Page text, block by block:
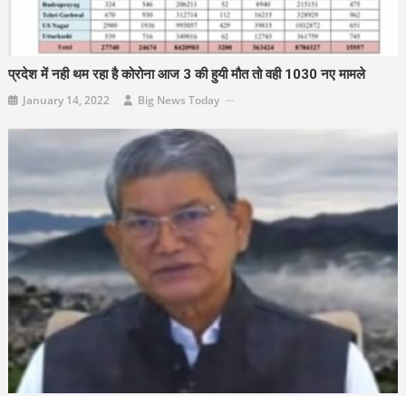
प्रदेश में नही थम रहा है कोरोना आज 3 की हुयी मौत तो वही 1030 नए मामले
January 14, 2022 Big News Today